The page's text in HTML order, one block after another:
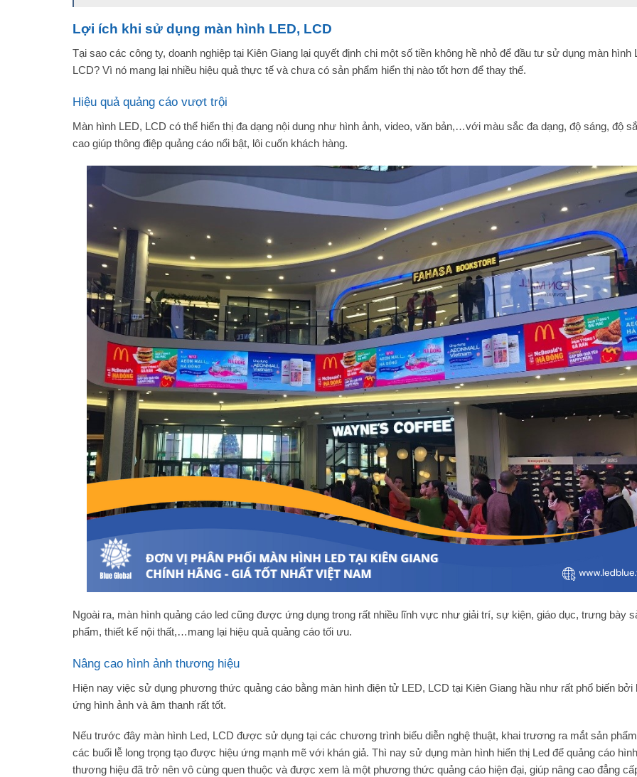
Lợi ích khi sử dụng màn hình LED, LCD
Tại sao các công ty, doanh nghiệp tại Kiên Giang lại quyết định chi một số tiền không hề nhỏ để đầu tư sử dụng màn hình
LCD? Vì nó mang lại nhiều hiệu quả thực tế và chưa có sản phẩm hiển thị nào tốt hơn để thay thế.
Hiệu quả quảng cáo vượt trội
Màn hình LED, LCD có thể hiển thị đa dạng nội dung như hình ảnh, video, văn bản,…với màu sắc đa dạng, độ sáng, độ
cao giúp thông điệp quảng cáo nổi bật, lôi cuốn khách hàng.
Ngoài ra, màn hình quảng cáo led cũng được ứng dụng trong rất nhiều lĩnh vực như giải trí, sự kiện, giáo dục, trưng bày
phẩm, thiết kế nội thất,…mang lại hiệu quả quảng cáo tối ưu.
Nâng cao hình ảnh thương hiệu
Hiện nay việc sử dụng phương thức quảng cáo bằng màn hình điện tử LED, LCD tại Kiên Giang hầu như rất phổ biến bởi
ứng hình ảnh và âm thanh rất tốt.
Nếu trước đây màn hình Led, LCD được sử dụng tại các chương trình biểu diễn nghệ thuật, khai trương ra mắt sản
các buổi lễ long trọng tạo được hiệu ứng mạnh mẽ với khán giả. Thì nay sử dụng màn hình hiển thị Led để quảng cáo
thương hiệu đã trở nên vô cùng quen thuộc và được xem là một phương thức quảng cáo hiện đại, giúp nâng cao đẳng